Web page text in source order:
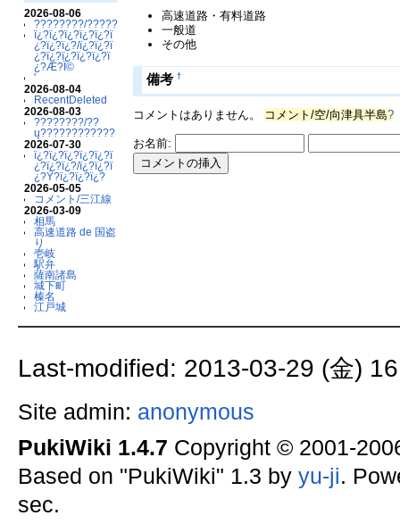
2026-08-06
????????/??????????
ï¿?ï¿?ï¿?ï¿?ï¿?ï
¿?ï¿?ï¿?/ï¿?ï¿?ï
¿?ï¿?ï¿?ï¿?ï¿?ï
¿?Æ?Ï©
'
2026-08-04
RecentDeleted
2026-08-03
????????/??
ų????????????
2026-07-30
ï¿?ï¿?ï¿?ï¿?ï¿?ï
¿?ï¿?ï¿?/ï¿?ï¿?ï
¿?Ý?ï¿?ï¿?ï¿?
2026-05-05
コメント/三江線
2026-03-09
相馬
高速道路 de 国盗
り
壱岐
駅弁
薩南諸島
城下町
榛名
江戸城
高速道路・有料道路
一般道
その他
備考 †
コメントはありません。 コメント/空/向津具半島?
お名前:
Last-modified: 2013-03-29 (金)
Site admin: anonymous
PukiWiki 1.4.7 Copyright © 2001-
Based on "PukiWiki" 1.3 by yu-ji.
sec.